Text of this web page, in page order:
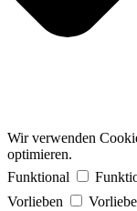
Wir verwenden
optimieren.
Funktional
Vorlieben